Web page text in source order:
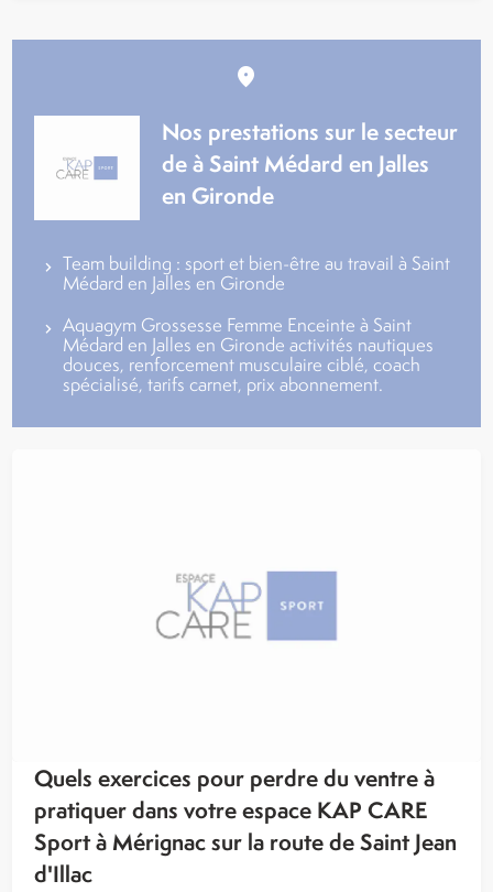
Nos prestations sur le secteur
de à Saint Médard en Jalles
en Gironde
Team building : sport et bien-être au travail à Saint
Médard en Jalles en Gironde
Aquagym Grossesse Femme Enceinte à Saint
Médard en Jalles en Gironde activités nautiques
douces, renforcement musculaire ciblé, coach
spécialisé, tarifs carnet, prix abonnement.
Quels exercices pour perdre du ventre à
pratiquer dans votre espace KAP CARE
Sport à Mérignac sur la route de Saint Jean
d'Illac